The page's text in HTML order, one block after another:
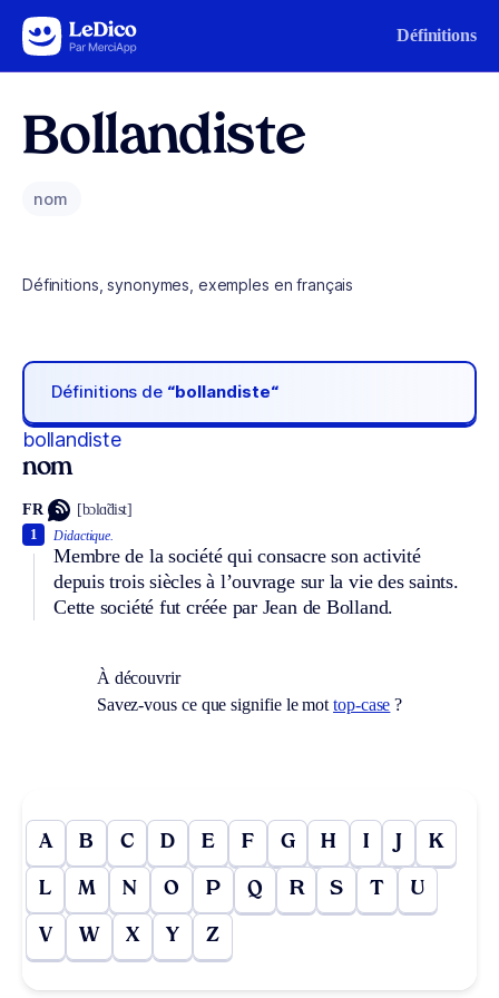
Aller au contenu Définitions
Bollandiste
nom
Définitions, synonymes, exemples en français
Définitions de “bollandiste“
bollandiste
nom
FR [bɔlɑ̃dist]
Didactique.
Membre de la société qui consacre son activité
depuis trois siècles à l’ouvrage sur la vie des saints.
Cette société fut créée par Jean de Bolland.
1
À découvrir
Savez-vous ce que signifie le mottop-case ?
A B C D E F G H I J K
L M N O P Q R S T U
V W X Y Z